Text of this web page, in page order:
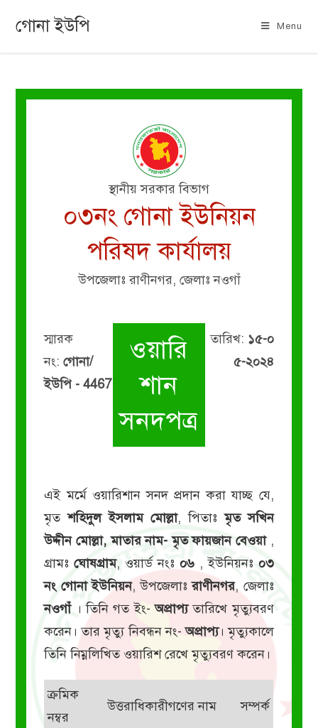
গোনা ইউপি Menu
স্থানীয় সরকার বিভাগ
০৩নং গোনা ইউনিয়ন
পরিষদ কার্যালয়
উপজেলাঃ রাণীনগর, জেলাঃ নওগাঁ
স্মারক
নং:গোনা/
ইউপি - 4467
ওয়ারি
শান
সনদপত্র
তারিখ: ১৫-০
৫-২০২৪
এই মর্মে ওয়ারিশান সনদ প্রদান করা যাচ্ছ যে,
মৃতশহিদুল ইসলাম মোল্লা, পিতাঃমৃত সখিন
উদ্দীন মোল্লা, মাতার নাম- মৃত ফায়জান বেওয়া,
গ্রামঃঘোষগ্রাম, ওয়ার্ড নংঃ ০৬ , ইউনিয়নঃ ০৩
নং গোনা ইউনিয়ন, উপজেলাঃরাণীনগর, জেলাঃ
নওগাঁ। তিনি গত ইং-অপ্রাপ্যতারিখে মৃত্যুবরণ
করেন। তার মৃত্যু নিবন্ধন নং-অপ্রাপ্য। মৃত্যুকালে
তিনি নিম্নলিখিত ওয়ারিশ রেখে মৃত্যুবরণ করেন।
ক্রমিক
নম্বর
উত্তরাধিকারীগণের নাম সম্পর্ক